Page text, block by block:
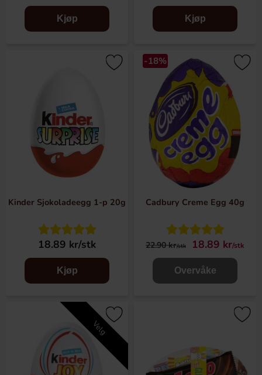
Kjøp Kjøp
Kinder Sjokoladeegg 1-p 20g
18.89 kr/stk
Kjøp
-18%
Cadbury Creme Egg 40g
22.90 kr/stk 18.89 kr/stk
Overvåke
Velg